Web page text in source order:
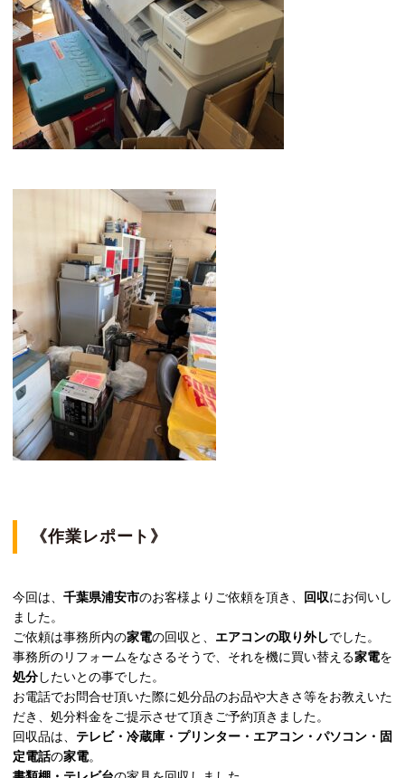
《作業レポート》
今回は、 千葉県浦安市のお客様よりご依頼を頂き、 回収にお伺いし
ました。
ご依頼は事務所内の家電の回収と、 エアコンの取り外しでした。
事務所のリフォームをなさるそうで、それを機に買い替える家電を
処分したいとの事でした。
お電話でお問合せ頂いた際に処分品のお品や大きさ等をお教えいた
だき、処分料金をご提示させて頂きご予約頂きました。
回収品は、 テレビ・冷蔵庫・プリンター・エアコン・パソコン・固
定電話の家電。